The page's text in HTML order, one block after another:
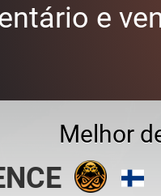
e
Melhor